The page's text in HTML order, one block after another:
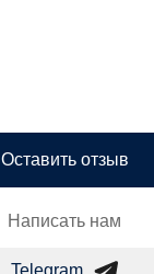
Оставить отзыв
Написать нам
Telegram